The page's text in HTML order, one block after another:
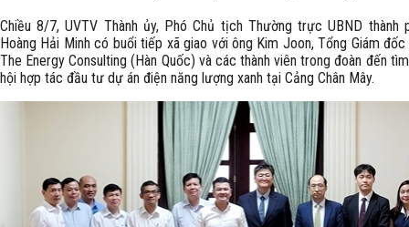
Chiều 8/7, UVTV Thành ủy, Phó Chủ tịch Thường trực UBND thành
Hoàng Hải Minh có buổi tiếp xã giao với ông Kim Joon, Tổng Giám
The Energy Consulting (Hàn Quốc) và các thành viên trong đoàn đến
hội hợp tác đầu tư dự án điện năng lượng xanh tại Cảng Chân Mây.